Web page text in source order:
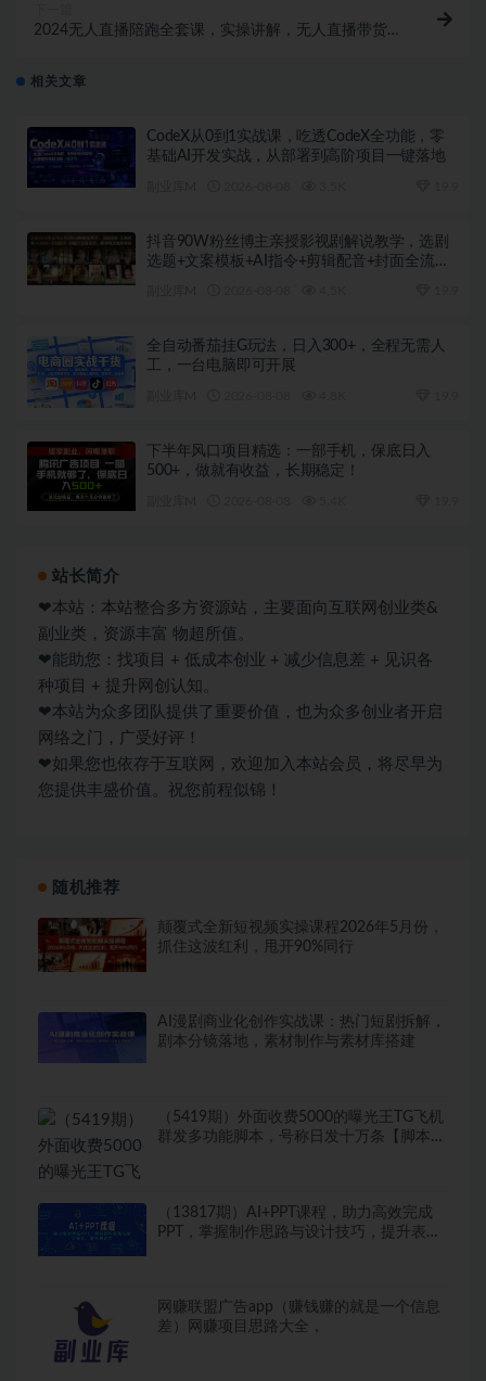
2024无人直播陪跑全套课，实操讲解，无人直播带货，
相关文章
CodeX从0到1实战课，吃透CodeX全功能，零
基础AI开发实战，从部署到高阶项目一键落地
抖音90W粉丝博主亲授影视剧解说教学，选剧
选题+文案模板+AI指令+剪辑配音+封面全流程
全自动番茄挂G玩法，日入300+，全程无需人
工，一台电脑即可开展
下半年风口项目精选：一部手机，保底日入
500+，做就有收益，长期稳定！
站长简介
❤本站：本站整合多方资源站，主要面向互联网创业类&
副业类，资源丰富 物超所值。
❤能助您：找项目 + 低成本创业 + 减少信息差 + 见识各
种项目 + 提升网创认知。
❤本站为众多团队提供了重要价值，也为众多创业者开启
网络之门，广受好评！
❤如果您也依存于互联网，欢迎加入本站会员，将尽早为
您提供丰盛价值。祝您前程似锦！
随机推荐
颠覆式全新短视频实操课程2026年5月份，
抓住这波红利，甩开90%同行
AI漫剧商业化创作实战课：热门短剧拆解，
剧本分镜落地，素材制作与素材库搭建
（5419期）外面收费5000的曝光王TG飞机
群发多功能脚本，号称日发十万条【脚本
（13817期）AI+PPT课程，助力高效完成
PPT，掌握制作思路与设计技巧，提升表达
网赚联盟广告app（赚钱赚的就是一个信息
差）网赚项目思路大全，